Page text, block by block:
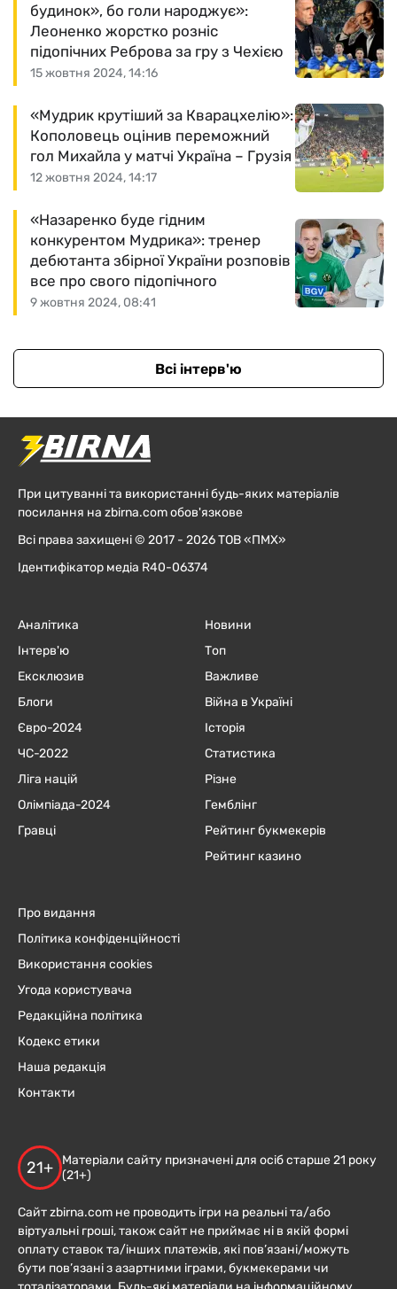
15 жовтня 2024, 14:16
будинок», бо голи народжує»:
Леоненко жорстко розніс
підопічних Реброва за гру з Чехією
12 жовтня 2024, 14:17
«Мудрик крутіший за Кварацхелію»:
Кополовець оцінив переможний
гол Михайла у матчі Україна – Грузія
9 жовтня 2024, 08:41
«Назаренко буде гідним
конкурентом Мудрика»: тренер
дебютанта збірної України розповів
все про свого підопічного
Всі інтерв'ю
При цитуванні та використанні будь-яких матеріалів
посилання на zbirna.com обов'язкове
Всі права захищені © 2017 - 2026 ТОВ «ПМХ»
Ідентифікатор медіа R40-06374
Аналітика
Інтерв'ю
Ексклюзив
Блоги
Євро-2024
ЧC-2022
Ліга націй
Олімпіада-2024
Гравці
Новини
Топ
Важливе
Війна в Україні
Історія
Статистика
Різне
Гемблінг
Рейтинг букмекерів
Рейтинг казино
Про видання
Політика конфіденційності
Використання cookies
Угода користувача
Редакційна політика
Кодекс етики
Наша редакція
Контакти
21+
Матеріали сайту призначені для осіб старше 21 року
(21+)
Сайт zbirna.com не проводить ігри на реальні та/або
віртуальні гроші, також сайт не приймає ні в якій формі
оплату ставок та/інших платежів, які пов’язані/можуть
бути пов’язані з азартними іграми, букмекерами чи